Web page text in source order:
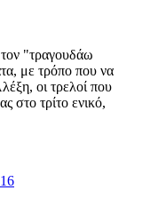
"τραγουδάω
με τρόπο που να
οι τρελοί που
στο τρίτο ενικό,